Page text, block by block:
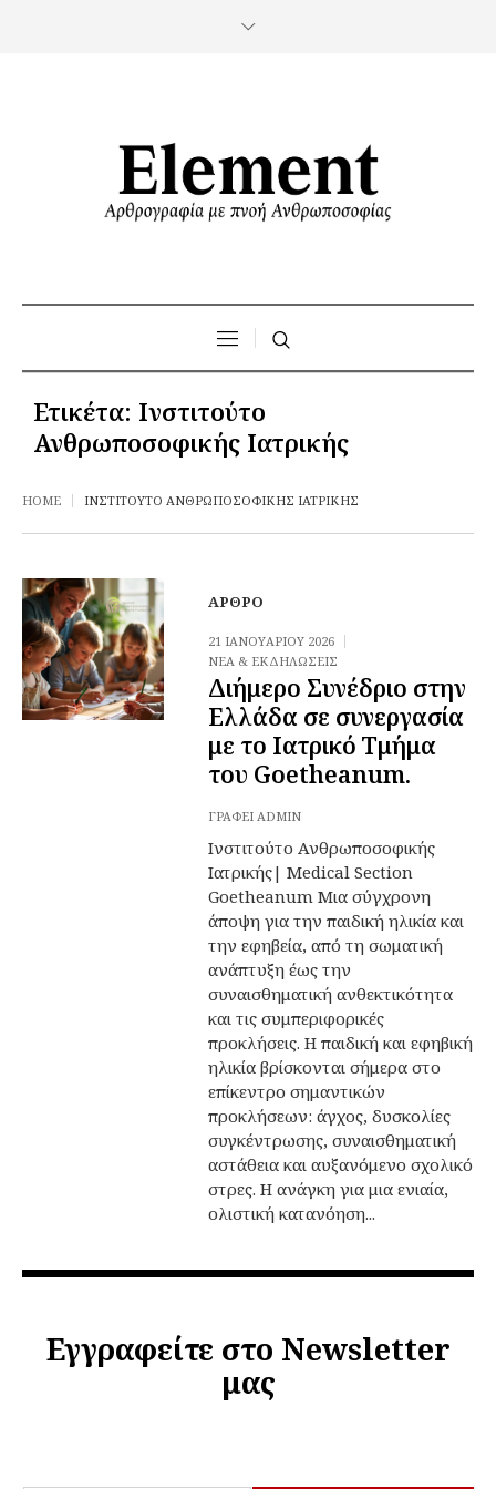
Ετικέτα: Ινστιτούτο
Ανθρωποσοφικής Ιατρικής
HOME ΙΝΣΤΙΤΟΎΤΟ ΑΝΘΡΩΠΟΣΟΦΙΚΉΣ ΙΑΤΡΙΚΉΣ
ΆΡΘΡΟ
21 ΙΑΝΟΥΑΡΊΟΥ 2026
ΝΈΑ & ΕΚΔΗΛΏΣΕΙΣ
Διήμερο Συνέδριο στην
Ελλάδα σε συνεργασία
με το Ιατρικό Τμήμα
του Goetheanum.
ΓΡΆΦΕΙ ADMIN
Ινστιτούτο Ανθρωποσοφικής
Ιατρικής| Medical Section
Goetheanum Μια σύγχρονη
άποψη για την παιδική ηλικία και
την εφηβεία, από τη σωματική
ανάπτυξη έως την
συναισθηματική ανθεκτικότητα
και τις συμπεριφορικές
προκλήσεις. Η παιδική και εφηβική
ηλικία βρίσκονται σήμερα στο
επίκεντρο σημαντικών
προκλήσεων: άγχος, δυσκολίες
συγκέντρωσης, συναισθηματική
αστάθεια και αυξανόμενο σχολικό
στρες. Η ανάγκη για μια ενιαία,
ολιστική κατανόηση...
Εγγραφείτε στο Newsletter
μας